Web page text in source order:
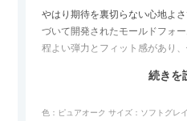
やはり期待を裏切らない心地よ
づいて開発されたモールドフォ
程よい弾力とフィット感があり
リラックスタイムによさそうで
す。
続きを
色：ピュアオーク サイズ：ソフトグレ